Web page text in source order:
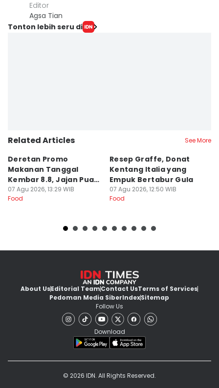
Editor
Agsa Tian
Tonton lebih seru di
Related Articles See More
Deretan Promo
Makanan Tanggal
Kembar 8.8, Jajan Puas
dan Cuan!
07 Agu 2026, 13:29 WIB
Food
Resep Graffe, Donat
Kentang Italia yang
Empuk Bertabur Gula
07 Agu 2026, 12:50 WIB
Food
About UsEditorial TeamContact UsTerms of Services
Pedoman Media SiberIndexSitemap
Follow Us
Download
© 2026 IDN. All Rights Reserved.